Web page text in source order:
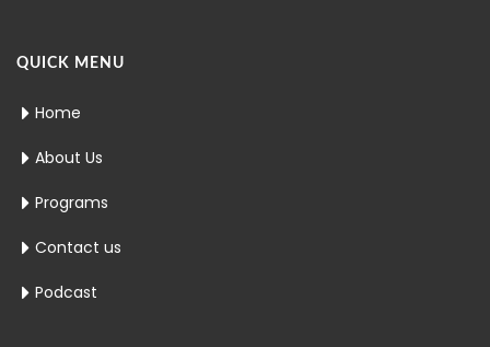
QUICK MENU
Home
About Us
Programs
Contact us
Podcast